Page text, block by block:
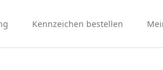
Kennzeichen bestellen